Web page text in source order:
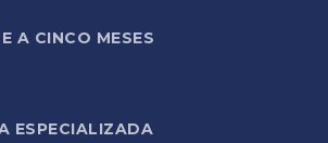
A CINCO MESES
ESPECIALIZADA